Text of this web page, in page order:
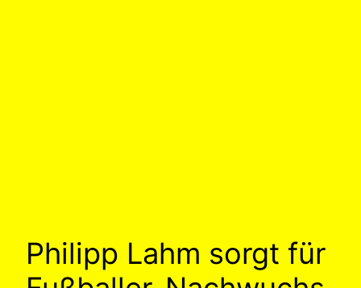
Philipp Lahm sorgt für